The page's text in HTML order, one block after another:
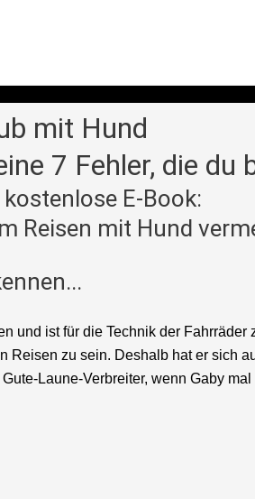
mit Hund
7 Fehler, die
E-Book:
Reisen mit Hund
und ist für die Technik der
Reisen zu sein. Deshalb hat er sich
Laune-Verbreiter, wenn Gaby